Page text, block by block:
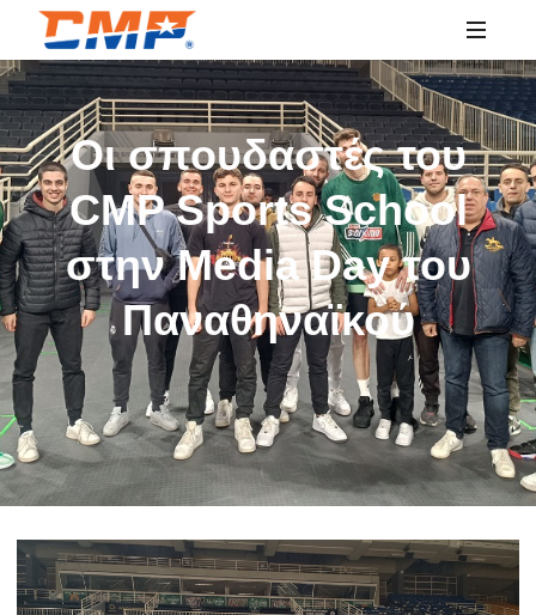
SPORTS
EDUCATION
Οι σπουδαστές του
CMP Sports School
στην Media Day του
Παναθηναϊκού